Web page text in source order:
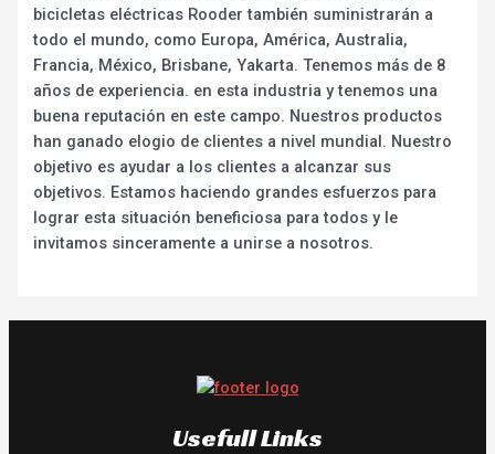
bicicletas eléctricas Rooder también suministrarán a
todo el mundo, como Europa, América, Australia,
Francia, México, Brisbane, Yakarta. Tenemos más de 8
años de experiencia. en esta industria y tenemos una
buena reputación en este campo. Nuestros productos
han ganado elogio de clientes a nivel mundial. Nuestro
objetivo es ayudar a los clientes a alcanzar sus
objetivos. Estamos haciendo grandes esfuerzos para
lograr esta situación beneficiosa para todos y le
invitamos sinceramente a unirse a nosotros.
Usefull Links